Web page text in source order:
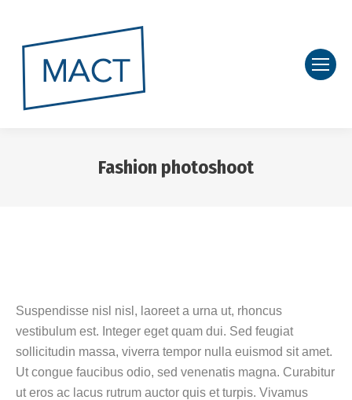
Fashion photoshoot
Suspendisse nisl nisl, laoreet a urna ut, rhoncus
vestibulum est. Integer eget quam dui. Sed feugiat
sollicitudin massa, viverra tempor nulla euismod sit amet.
Ut congue faucibus odio, sed venenatis magna. Curabitur
ut eros ac lacus rutrum auctor quis et turpis. Vivamus